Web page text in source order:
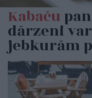
Kabaču
dārzeni
jebkurām